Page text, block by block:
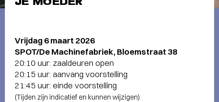
Vrijdag 6 maart 2026
SPOT/De Machinefabriek, Bloemstraat 38
20:10 uur: zaaldeuren open
20:15 uur: aanvang voorstelling
21:45 uur: einde voorstelling
(Tijden zijn indicatief en kunnen wijzigen)